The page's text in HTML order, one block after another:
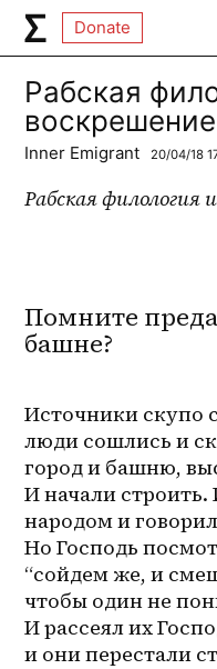
Donate
Рабская
Inner Emigrant 20/04/18
Рабская филология
Помните
башне?
Источники скупо
люди сошлись и
город и башню,
И начали
народом и
Но Господь
“сойдем же, и
чтобы один не
И рассеял их
и они перестали